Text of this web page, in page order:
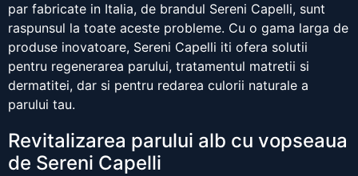
par fabricate in Italia, de brandul Sereni Capelli, sunt
raspunsul la toate aceste probleme. Cu o gama larga de
produse inovatoare, Sereni Capelli iti ofera solutii
pentru regenerarea parului, tratamentul matretii si
dermatitei, dar si pentru redarea culorii naturale a
parului tau.
Revitalizarea parului alb cu vopseaua
de Sereni Capelli